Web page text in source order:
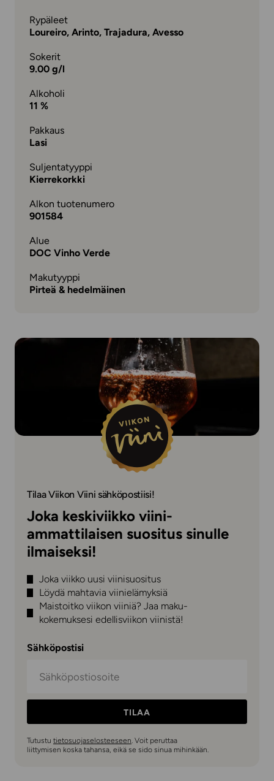
Rypäleet
Loureiro, Arinto, Trajadura, Avesso
Sokerit
9.00 g/l
Alkoholi
11 %
Pakkaus
Lasi
Suljentatyyppi
Kierrekorkki
Alkon tuotenumero
901584
Alue
DOC Vinho Verde
Makutyyppi
Pirteä & hedelmäinen
Tilaa Viikon Viini sähköpostiisi!
Joka keskiviikko viini-
ammattilaisen suositus sinulle
ilmaiseksi!
Joka viikko uusi viinisuositus
Löydä mahtavia viinielämyksiä
Maistoitko viikon viiniä? Jaa maku-
kokemuksesi edellisviikon viinistä!
Sähköpostisi
TILAA
Tutustu tietosuojaselosteeseen. Voit peruttaa
liittymisen koska tahansa, eikä se sido sinua mihinkään.